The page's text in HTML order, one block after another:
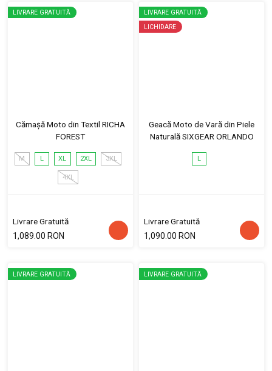
LIVRARE GRATUITĂ
Cămașă Moto din Textil RICHA
FOREST
M L XL 2XL 3XL
4XL
Livrare Gratuită
1,089.00 RON
LIVRARE GRATUITĂ
LICHIDARE
Geacă Moto de Vară din Piele
Naturală SIXGEAR ORLANDO
L
Livrare Gratuită
1,090.00 RON
LIVRARE GRATUITĂ LIVRARE GRATUITĂ